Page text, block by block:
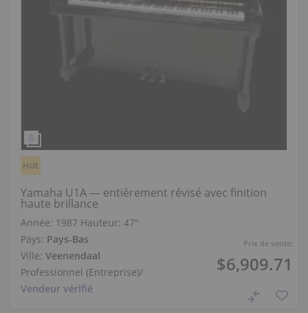
Prix de vente:
$6,909.71
Hot
Yamaha U1A — entièrement révisé avec finition
haute brillance
Année: 1987 Hauteur: 47″
Pays: Pays-Bas
Ville: Veenendaal
Professionnel (Entreprise)/
Vendeur vérifié